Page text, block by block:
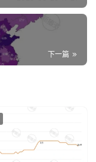
下一篇